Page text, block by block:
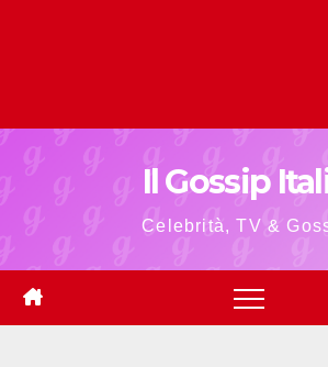
Il Gossip
Celebrità, TV &